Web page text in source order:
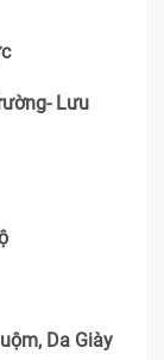
Lưu
Da Giày